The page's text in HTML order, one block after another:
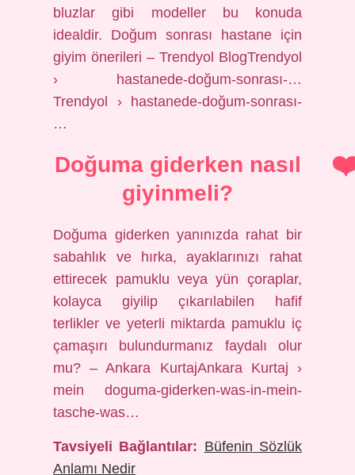
bluzlar gibi modeller bu konuda
idealdir. Doğum sonrası hastane için
giyim önerileri – Trendyol BlogTrendyol
› hastanede-doğum-sonrası-…
Trendyol › hastanede-doğum-sonrası-
…
Doğuma giderken nasıl
giyinmeli?
Doğuma giderken yanınızda rahat bir
sabahlık ve hırka, ayaklarınızı rahat
ettirecek pamuklu veya yün çoraplar,
kolayca giyilip çıkarılabilen hafif
terlikler ve yeterli miktarda pamuklu iç
çamaşırı bulundurmanız faydalı olur
mu? – Ankara KurtajAnkara Kurtaj ›
mein doguma-giderken-was-in-mein-
tasche-was…
Tavsiyeli Bağlantılar: Büfenin Sözlük
Anlamı Nedir